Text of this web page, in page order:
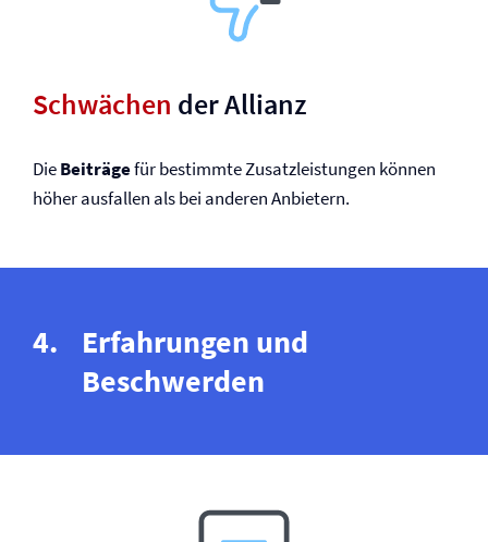
Schwächen der Allianz
DieBeiträgefür bestimmte Zusatzleistungen können
höher ausfallen als bei anderen Anbietern.
Erfahrungen und
Beschwerden